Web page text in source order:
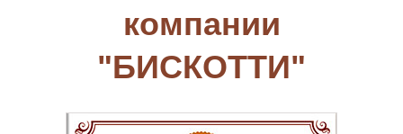
компании
"БИСКОТТИ"